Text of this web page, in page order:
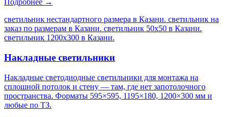
Подробнее →
светильник нестандартного размера в Казани. светильник на
заказ по размерам в Казани. светильник 50х50 в Казани.
светильник 1200х300 в Казани.
Накладные светильники
Накладные светодиодные светильники для монтажа на
сплошной потолок и стену — там, где нет запотолочного
пространства. Форматы 595×595, 1195×180, 1200×300 мм и
любые по ТЗ.